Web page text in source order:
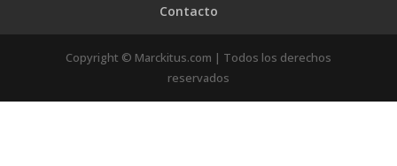
Contacto
Copyright © Marckitus.com | Todos los derechos
reservados